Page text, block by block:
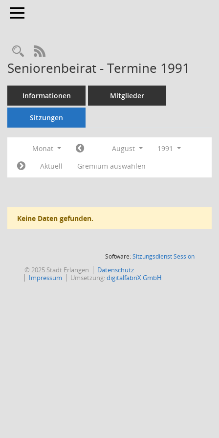
Toggle navigation
Rechercheauswahl
RSS-Feed
Seniorenbeirat - Termine 1991
Informationen Mitglieder
Sitzungen
Monat August
1991
Aktuell
Gremium auswählen
Keine Daten gefunden.
Software:SitzungsdienstSession(Wird in
© 2025 Stadt Erlangen
Datenschutz
Impressum
Umsetzung:digitalfabriX GmbH